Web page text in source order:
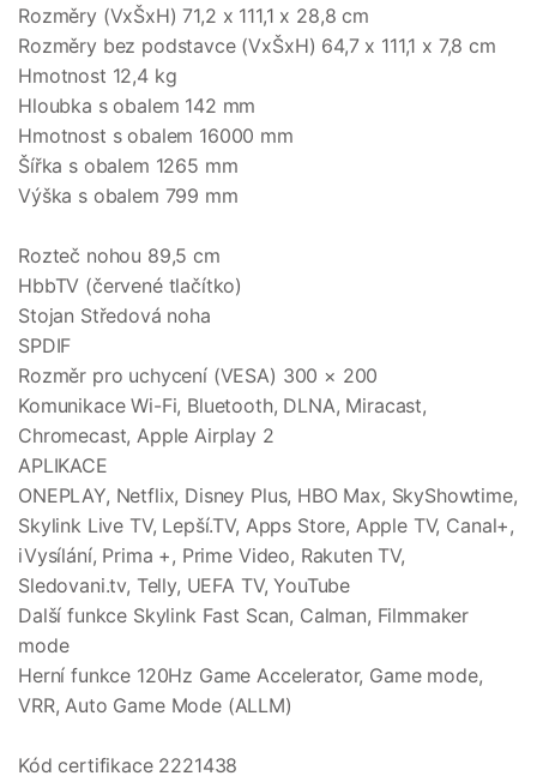
Rozměry (VxŠxH) 71,2 x 111,1 x 28,8 cm
Rozměry bez podstavce (VxŠxH) 64,7 x 111,1 x 7,8 cm
Hmotnost 12,4 kg
Hloubka s obalem 142 mm
Hmotnost s obalem 16000 mm
Šířka s obalem 1265 mm
Výška s obalem 799 mm
Rozteč nohou 89,5 cm
HbbTV (červené tlačítko)
Stojan Středová noha
SPDIF
Rozměr pro uchycení (VESA) 300 × 200
Komunikace Wi-Fi, Bluetooth, DLNA, Miracast,
Chromecast, Apple Airplay 2
APLIKACE
ONEPLAY, Netflix, Disney Plus, HBO Max, SkyShowtime,
Skylink Live TV, Lepší.TV, Apps Store, Apple TV, Canal+,
iVysílání, Prima +, Prime Video, Rakuten TV,
Sledovani.tv, Telly, UEFA TV, YouTube
Další funkce Skylink Fast Scan, Calman, Filmmaker
mode
Herní funkce 120Hz Game Accelerator, Game mode,
VRR, Auto Game Mode (ALLM)
Kód certifikace 2221438